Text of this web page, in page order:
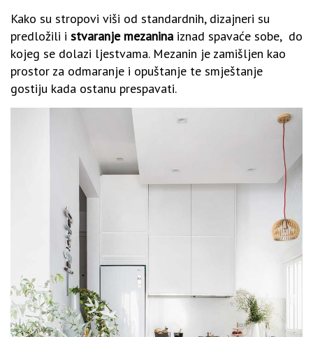
Kako su stropovi viši od standardnih, dizajneri su
predložili i stvaranje mezanina iznad spavaće sobe, do
kojeg se dolazi ljestvama. Mezanin je zamišljen kao
prostor za odmaranje i opuštanje te smještanje
gostiju kada ostanu prespavati.